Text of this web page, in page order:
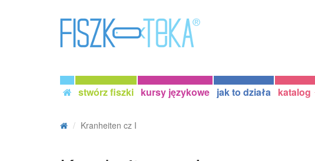
stwórz fiszki kursy językowe jak to działa katalog
Kranheiten cz I